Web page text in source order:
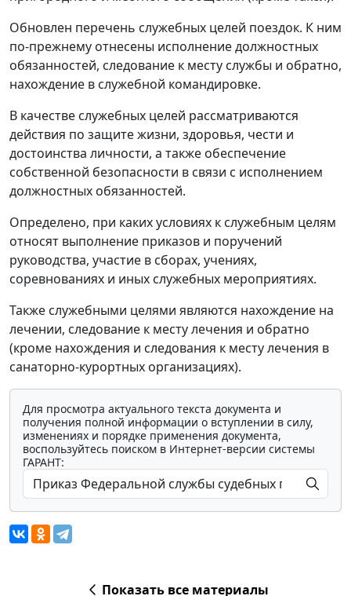
Обновлен перечень служебных целей поездок. К ним
по-прежнему отнесены исполнение должностных
обязанностей, следование к месту службы и обратно,
нахождение в служебной командировке.
В качестве служебных целей рассматриваются
действия по защите жизни, здоровья, чести и
достоинства личности, а также обеспечение
собственной безопасности в связи с исполнением
должностных обязанностей.
Определено, при каких условиях к служебным целям
относят выполнение приказов и поручений
руководства, участие в сборах, учениях,
соревнованиях и иных служебных мероприятиях.
Также служебными целями являются нахождение на
лечении, следование к месту лечения и обратно
(кроме нахождения и следования к месту лечения в
санаторно-курортных организациях).
Для просмотра актуального текста документа и
получения полной информации о вступлении в силу,
изменениях и порядке применения документа,
воспользуйтесь поиском в Интернет-версии системы
ГАРАНТ:
Показать все материалы